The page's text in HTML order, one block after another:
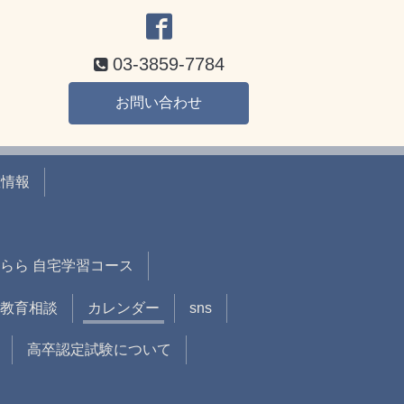
03-3859-7784
お問い合わせ
報
ら 自宅学習コース
教育相談 カレンダー sns
高卒認定試験について